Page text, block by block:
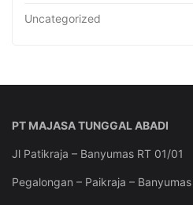
Uncategorized
PT MAJASA TUNGGAL ABADI
Jl Patikraja – Banyumas RT 01/01
Pegalongan – Paikraja –